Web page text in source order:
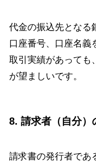
代金の振込先となる
口座番号、口座名義
取引実績があっても
が望ましいです。
8. 請求者（自分）
請求書の発行者であ